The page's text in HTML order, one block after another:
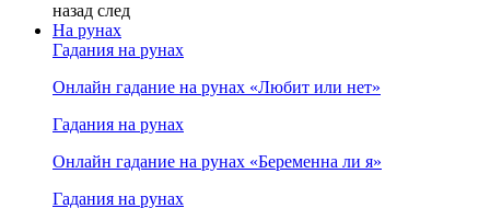
назад след
На рунах
Гадания на рунах
Онлайн гадание на рунах «Любит или нет»
Гадания на рунах
Онлайн гадание на рунах «Беременна ли я»
Гадания на рунах